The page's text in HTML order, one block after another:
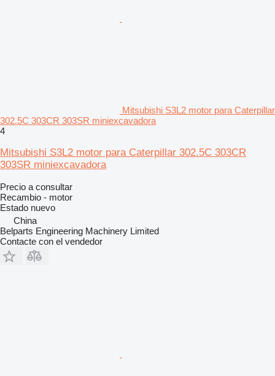
Mitsubishi S3L2 motor para Caterpillar
302.5C 303CR 303SR miniexcavadora
4
Mitsubishi S3L2 motor para Caterpillar 302.5C 303CR
303SR miniexcavadora
Precio a consultar
Recambio - motor
Estado nuevo
China
Belparts Engineering Machinery Limited
Contacte con el vendedor